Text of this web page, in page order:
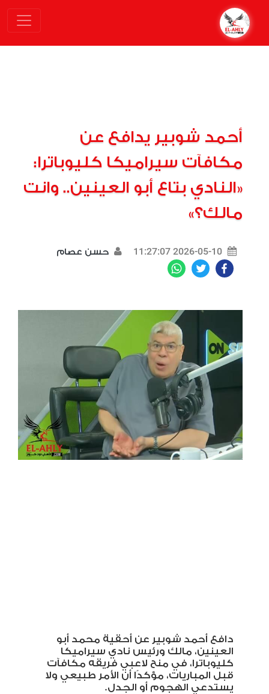
أحمد شوبير يدافع عن
مكافآت سيراميكا كليوباترا:
«النادي بتاع أبو العينين.. وانت
مالك؟»
2026-05-10 11:27:07 حسن عصام
Facebook
Twitter
دافع أحمد شوبير عن أحقية محمد أبو
العينين، مالك ورئيس نادي سيراميكا
كليوباترا، في منح لاعبي فريقه مكافآت
قبل المباريات، مؤكدًا أن الأمر طبيعي ولا
يستدعي الهجوم أو الجدل.